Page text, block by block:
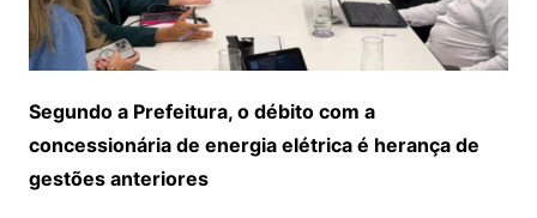
Segundo a Prefeitura, o débito com a
concessionária de energia elétrica é herança de
gestões anteriores